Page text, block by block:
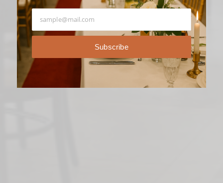
Veckans Tips
Subscribe